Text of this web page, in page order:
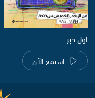
اول خبر
استمع الآن